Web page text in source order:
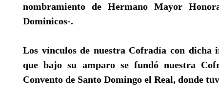
nombramiento de Hermano Mayor
Dominicos-.
Los vínculos de nuestra Cofradía con dicha
que bajo su amparo se fundó nuestra
Convento de Santo Domingo el Real, donde